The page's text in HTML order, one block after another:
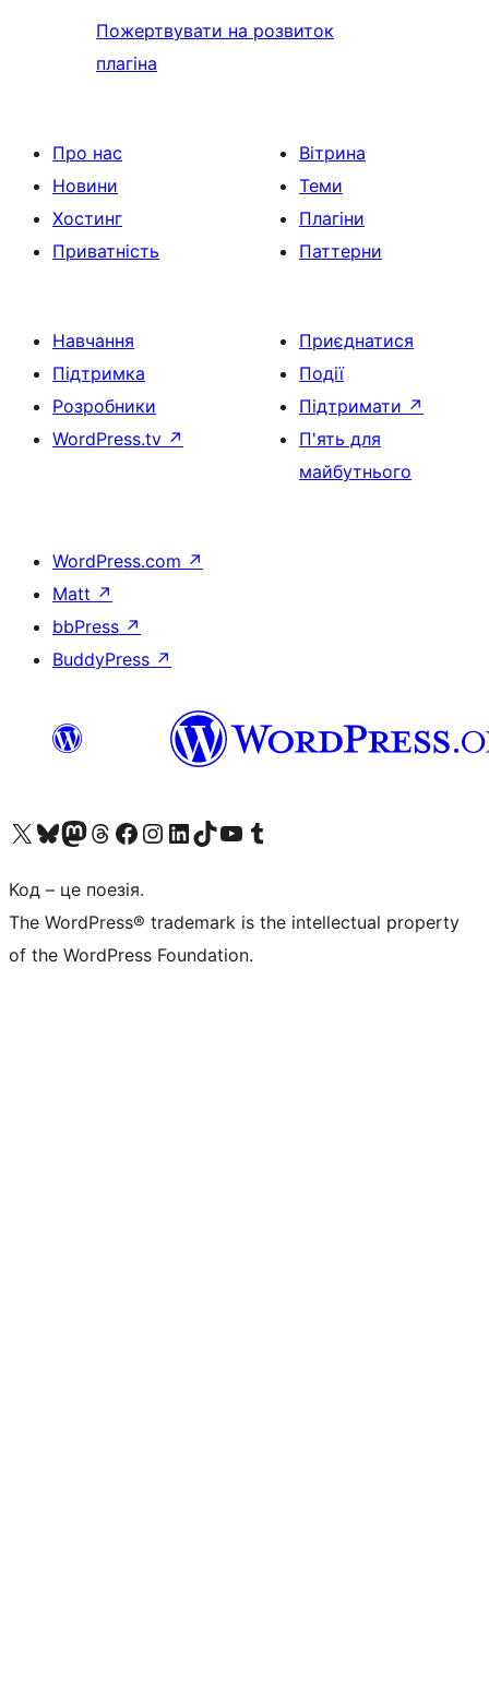
Пожертвувати на розвиток
плагіна
Про нас
Новини
Хостинг
Приватність
Вітрина
Теми
Плагіни
Паттерни
Навчання
Підтримка
Розробники
WordPress.tv ↗
Приєднатися
Події
Підтримати ↗
П'ять для
майбутнього
WordPress.com ↗
Matt ↗
bbPress ↗
BuddyPress ↗
Visit our X (formerly Twitter) account
Visit our Bluesky account
Завітайте до нашої стрічки в Mastodon
Visit our Threads account
Завітайте на нашу сторінку в Facebook
Visit our Instagram account
Visit our LinkedIn account
Visit our TikTok account
Visit our YouTube channel
Visit our Tumblr account
Код – це поезія.
The WordPress® trademark is the intellectual property
of the WordPress Foundation.